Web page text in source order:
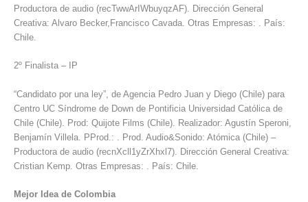
Productora de audio (recTwwArIWbuyqzAF). Dirección General
Creativa: Alvaro Becker,Francisco Cavada. Otras Empresas: . País:
Chile.
2º Finalista – IP
“Candidato por una ley”, de Agencia Pedro Juan y Diego (Chile) para
Centro UC Síndrome de Down de Pontificia Universidad Católica de
Chile (Chile). Prod: Quijote Films (Chile). Realizador: Agustín Speroni,
Benjamín Villela. PProd.: . Prod. Audio&Sonido: Atómica (Chile) –
Productora de audio (recnXcll1yZrXhxl7). Dirección General Creativa:
Cristian Kemp. Otras Empresas: . País: Chile.
Mejor Idea de Colombia